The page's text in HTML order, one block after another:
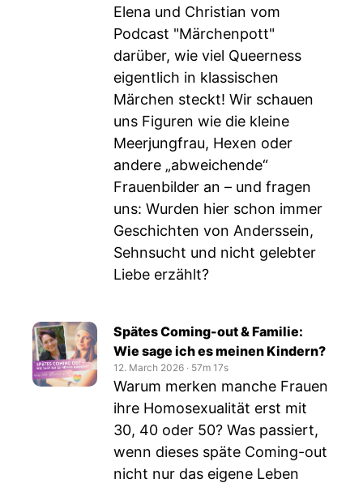
Elena und Christian vom
Podcast "Märchenpott"
darüber, wie viel Queerness
eigentlich in klassischen
Märchen steckt! Wir schauen
uns Figuren wie die kleine
Meerjungfrau, Hexen oder
andere „abweichende“
Frauenbilder an – und fragen
uns: Wurden hier schon immer
Geschichten von Anderssein,
Sehnsucht und nicht gelebter
Liebe erzählt?
Spätes Coming-out & Familie:
Wie sage ich es meinen Kindern?
12. March 2026 ‧ 57m 17s
Warum merken manche Frauen
ihre Homosexualität erst mit
30, 40 oder 50? Was passiert,
wenn dieses späte Coming-out
nicht nur das eigene Leben